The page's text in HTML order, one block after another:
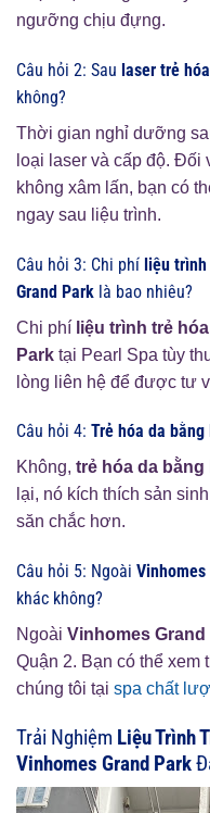
ngưỡng chịu đựng.
Câu hỏi 2: Sau laser trẻ
không?
Thời gian nghỉ dưỡng
loại laser và cấp độ. Đối
không xâm lấn, bạn có
ngay sau liệu trình.
Câu hỏi 3: Chi phí liệu trình
Grand Park là bao nhiêu?
Chi phí liệu trình trẻ
Park tại Pearl Spa tùy
lòng liên hệ để được tư
Câu hỏi 4: Trẻ hóa da bằng
Không, trẻ hóa da bằng
lại, nó kích thích sản
săn chắc hơn.
Câu hỏi 5: Ngoài Vinhomes
khác không?
Ngoài Vinhomes Grand
Quận 2. Bạn có thể xem
chúng tôi tại spa chất
Trải Nghiệm Liệu Trình
Vinhomes Grand Park